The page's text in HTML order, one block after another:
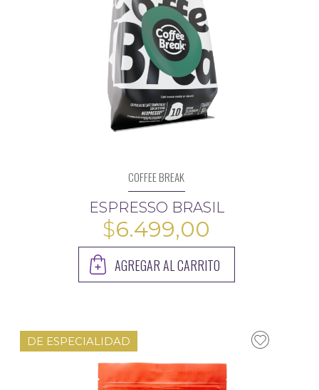
COFFEE BREAK
ESPRESSO BRASIL
$6.499,00
AGREGAR AL CARRITO
DE ESPECIALIDAD